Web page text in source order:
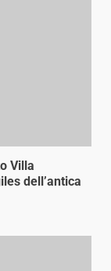
Villa
dell’antica